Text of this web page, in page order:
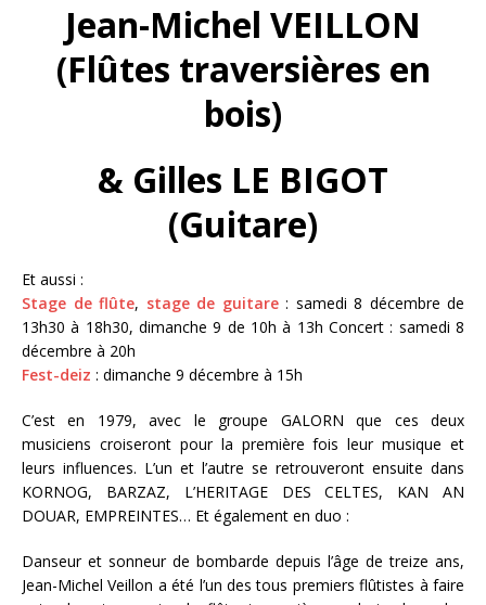
Jean-Michel VEILLON
(Flûtes traversières en
bois)
& Gilles LE BIGOT
(Guitare)
Et aussi :
Stage de flûte, stage de guitare: samedi 8 décembre de
13h30 à 18h30, dimanche 9 de 10h à 13h Concert : samedi 8
décembre à 20h
Fest-deiz : dimanche 9 décembre à 15h
C’est en 1979, avec le groupe GALORN que ces deux
musiciens croiseront pour la première fois leur musique et
leurs influences. L’un et l’autre se retrouveront ensuite dans
KORNOG, BARZAZ, L’HERITAGE DES CELTES, KAN AN
DOUAR, EMPREINTES… Et également en duo :
Danseur et sonneur de bombarde depuis l’âge de treize ans,
Jean-Michel Veillon a été l’un des tous premiers flûtistes à faire